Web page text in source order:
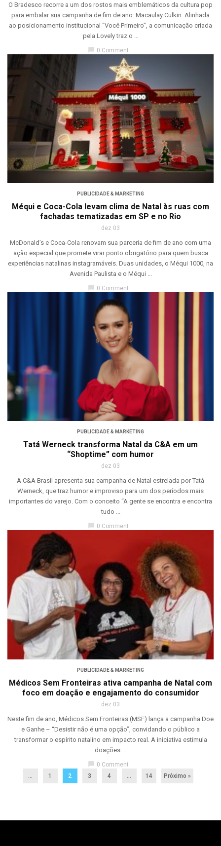
O Bradesco recorre a um dos rostos mais emblemáticos da cultura pop
para embalar sua campanha de fim de ano: Macaulay Culkin. Alinhada
ao posicionamento institucional “Você Primeiro”, a comunicação criada
pela Lovely traz o ...
0 Comment
PUBLICIDADE & MARKETING
Méqui e Coca-Cola levam clima de Natal às ruas com
fachadas tematizadas em SP e no Rio
dez 03
McDonald’s e Coca-Cola renovam sua parceria de fim de ano com uma
ação especial que promete virar ponto obrigatório para quem busca
experiências natalinas instagramáveis. Duas unidades, o Méqui 1000, na
Avenida Paulista e o Méqui ...
chat_bubble 0 Comment
PUBLICIDADE & MARKETING
Tatá Werneck transforma Natal da C&A em um
“Shoptime” com humor
dez 03
A C&A Brasil apresenta sua campanha de Natal estrelada por Tatá
Werneck, que traz humor e improviso para um dos períodos mais
importantes do varejo. Com o conceito “A gente se encontra e encontra
tudo ...
chat_bubble 0 Comment
PUBLICIDADE & MARKETING
Médicos Sem Fronteiras ativa campanha de Natal com
foco em doação e engajamento do consumidor
dez 03
Neste fim de ano, Médicos Sem Fronteiras (MSF) lança a campanha Doe
e Ganhe – “Desistir não é uma opção”, convidando o público a
transformar o espírito natalino em impacto real. A iniciativa estimula
doações ...
0 Comment
1 2 3 4 14 Próximo »